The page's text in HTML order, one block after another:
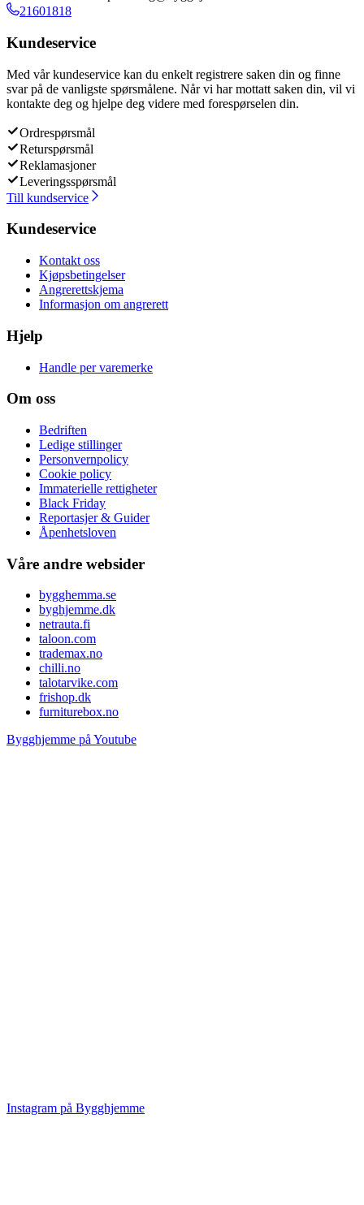
21601818
Kundeservice
Med vår kundeservice kan du enkelt registrere saken din og finne
svar på de vanligste spørsmålene. Når vi har mottatt saken din, vil vi
kontakte deg og hjelpe deg videre med forespørselen din.
Ordrespørsmål
Returspørsmål
Reklamasjoner
Leveringsspørsmål
Till kundservice
Kundeservice
Kontakt oss
Kjøpsbetingelser
Angrerettskjema
Informasjon om angrerett
Hjelp
Handle per varemerke
Om oss
Bedriften
Ledige stillinger
Personvernpolicy
Cookie policy
Immaterielle rettigheter
Black Friday
Reportasjer & Guider
Åpenhetsloven
Våre andre websider
bygghemma.se
byghjemme.dk
netrauta.fi
taloon.com
trademax.no
chilli.no
talotarvike.com
frishop.dk
furniturebox.no
Bygghjemme på Youtube
Instagram på Bygghjemme